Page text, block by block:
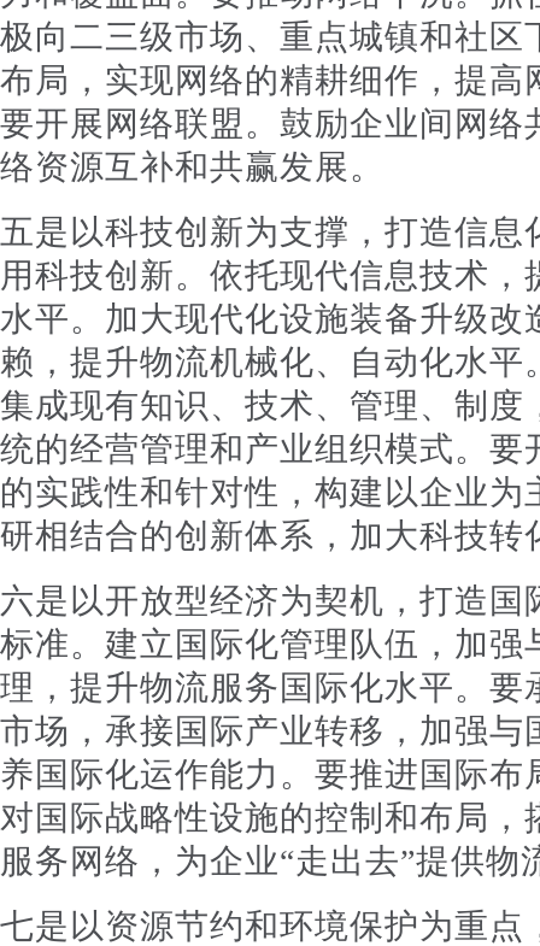
极向二三级市场、重点城镇和社
布局，实现网络的精耕细作，提
要开展网络联盟。鼓励企业间网
络资源互补和共赢发展。
五是以科技创新为支撑，打造信
用科技创新。依托现代信息技术
水平。加大现代化设施装备升级
赖，提升物流机械化、自动化水
集成现有知识、技术、管理、制
统的经营管理和产业组织模式。
的实践性和针对性，构建以企业
研相结合的创新体系，加大科技转
六是以开放型经济为契机，打造
标准。建立国际化管理队伍，加
理，提升物流服务国际化水平。
市场，承接国际产业转移，加强
养国际化运作能力。要推进国际
对国际战略性设施的控制和布局
服务网络，为企业“走出去”提供物
七是以资源节约和环境保护为重